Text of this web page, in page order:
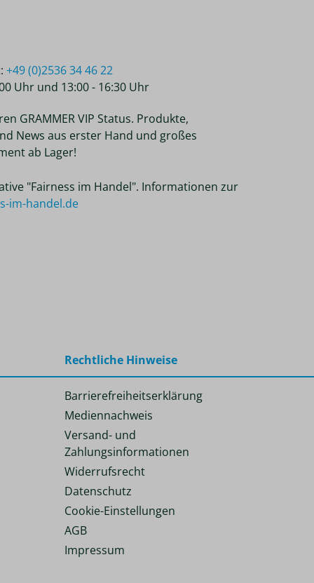
+49 (0)2536 34 46 22
Uhr und 13:00 - 16:30 Uhr
GRAMMER VIP Status. Produkte,
News aus erster Hand und großes
ab Lager!
"Fairness im Handel". Informationen zur
im-handel.de
Rechtliche Hinweise
Barrierefreiheitserklärung
Mediennachweis
Versand- und
Zahlungsinformationen
Widerrufsrecht
Datenschutz
Cookie-Einstellungen
AGB
Impressum